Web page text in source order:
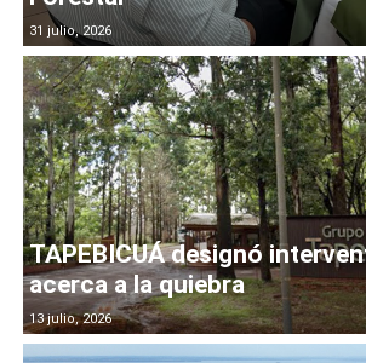
31 julio, 2026
TAPEBICUÁ designó
acerca a la quiebra
13 julio, 2026